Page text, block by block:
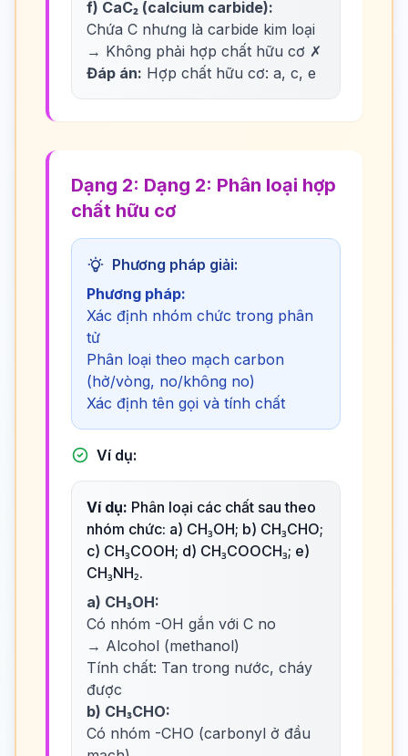
f) CaC₂ (calcium carbide):
Chứa C nhưng là carbide kim loại
→ Không phải hợp chất hữu cơ ✗
Đáp án: Hợp chất hữu cơ: a, c, e
Dạng 2: Dạng 2: Phân loại hợp
chất hữu cơ
Phương pháp giải:
Phương pháp:
Xác định nhóm chức trong phân
tử
Phân loại theo mạch carbon
(hở/vòng, no/không no)
Xác định tên gọi và tính chất
Ví dụ:
Ví dụ: Phân loại các chất sau theo
nhóm chức: a) CH₃OH; b) CH₃CHO;
c) CH₃COOH; d) CH₃COOCH₃; e)
CH₃NH₂.
a) CH₃OH:
Có nhóm -OH gắn với C no
→ Alcohol (methanol)
Tính chất: Tan trong nước, cháy
được
b) CH₃CHO:
Có nhóm -CHO (carbonyl ở đầu